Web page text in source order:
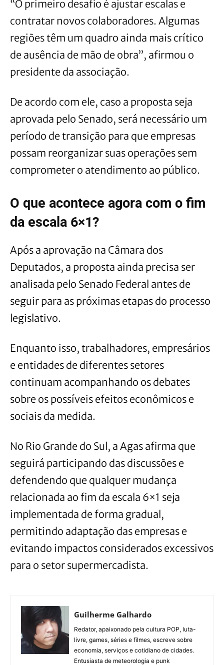
“O primeiro desafio é ajustar escalas e
contratar novos colaboradores. Algumas
regiões têm um quadro ainda mais crítico
de ausência de mão de obra”, afirmou o
presidente da associação.
De acordo com ele, caso a proposta seja
aprovada pelo Senado, será necessário um
período de transição para que empresas
possam reorganizar suas operações sem
comprometer o atendimento ao público.
O que acontece agora com o fim
da escala 6×1?
Após a aprovação na Câmara dos
Deputados, a proposta ainda precisa ser
analisada pelo Senado Federal antes de
seguir para as próximas etapas do processo
legislativo.
Enquanto isso, trabalhadores, empresários
e entidades de diferentes setores
continuam acompanhando os debates
sobre os possíveis efeitos econômicos e
sociais da medida.
No Rio Grande do Sul, a Agas afirma que
seguirá participando das discussões e
defendendo que qualquer mudança
relacionada ao fim da escala 6×1 seja
implementada de forma gradual,
permitindo adaptação das empresas e
evitando impactos considerados excessivos
para o setor supermercadista.
Guilherme Galhardo
Redator, apaixonado pela cultura POP, luta-
livre, games, séries e filmes, escreve sobre
economia, serviços e cotidiano de cidades.
Entusiasta de meteorologia e punk